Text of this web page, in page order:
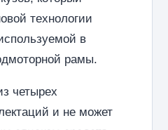
технологии
в
рамы.
четырех
и не может